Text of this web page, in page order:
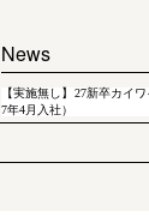
News
【実施無し】27新卒カイ
7年4月入社）